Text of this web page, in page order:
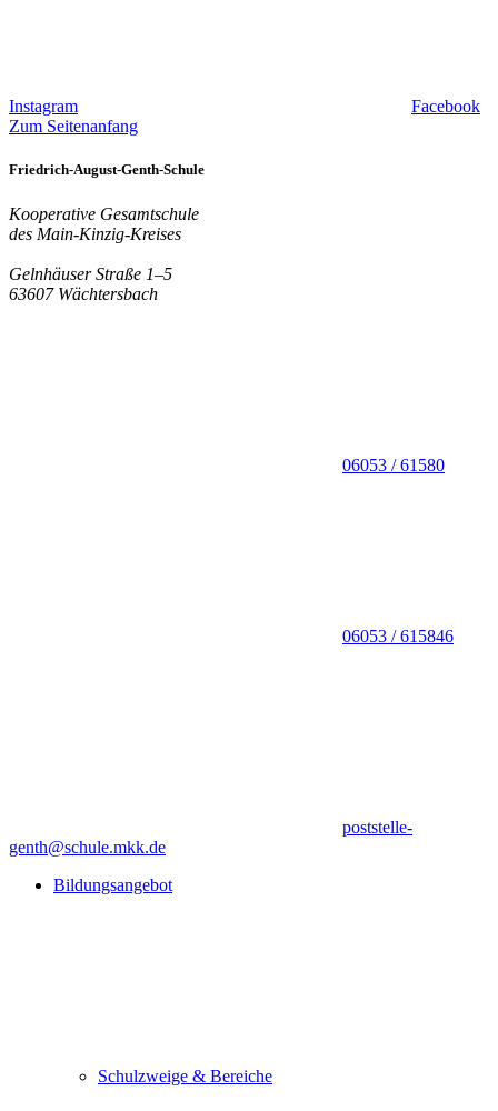
Instagram
Facebook
Zum Seitenanfang
Friedrich-August-Genth-Schule
Kooperative Gesamtschule
des Main-Kinzig-Kreises
Gelnhäuser Straße 1–5
63607 Wächtersbach
06053 / 61580
06053 / 615846
poststelle-
genth@schule.mkk.de
Bildungsangebot
Schulzweige & Bereiche